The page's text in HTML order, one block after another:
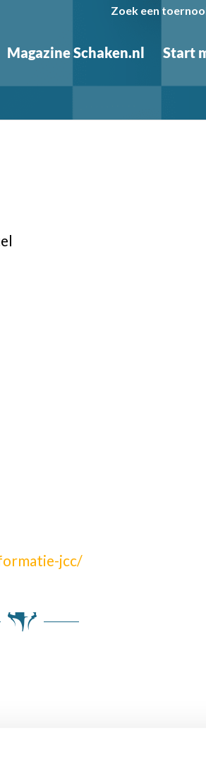
Zoek een
Magazine Schaken.nl Start
jcc/